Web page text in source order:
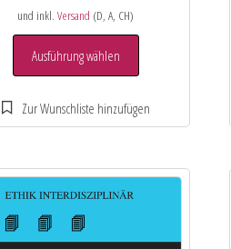
und inkl.Versand (D, A, CH)
Ausführung wählen